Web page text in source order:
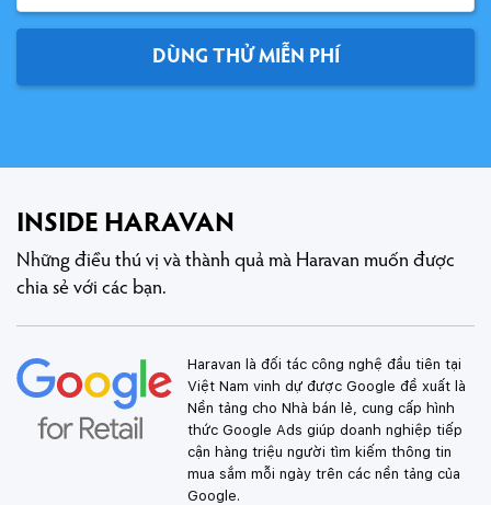
DÙNG THỬ MIỄN PHÍ
INSIDE HARAVAN
Những điều thú vị và thành quả mà Haravan muốn được
chia sẻ với các bạn.
Haravan là đối tác công nghệ đầu tiên tại
Việt Nam vinh dự được Google đề xuất là
Nền tảng cho Nhà bán lẻ, cung cấp hình
thức Google Ads giúp doanh nghiệp tiếp
cận hàng triệu người tìm kiếm thông tin
mua sắm mỗi ngày trên các nền tảng của
Google.